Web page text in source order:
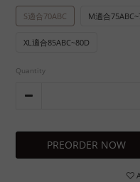
S適合70ABC M適合
XL適合85ABC~80D
Quantity
PREORDER NOW